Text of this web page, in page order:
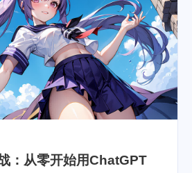
音乐
文章工具业搞出来了，这下可以快速产出了。 朋友圈发布工具终于搞出来了，这些可以简单的发布朋友圈了，图片，音乐，视频，都可以发布了。 [图片]
增加了订阅管理系统，可以订阅每月会员到期时间，提前几天进行微信提醒续费，有效防止忘记续费 [图片]
：从零开始用ChatGPT